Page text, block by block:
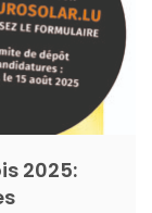
2025: